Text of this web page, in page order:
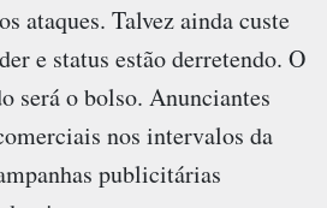
ataques. Talvez ainda custe
e status estão derretendo. O
será o bolso. Anunciantes
nos intervalos da
publicitárias